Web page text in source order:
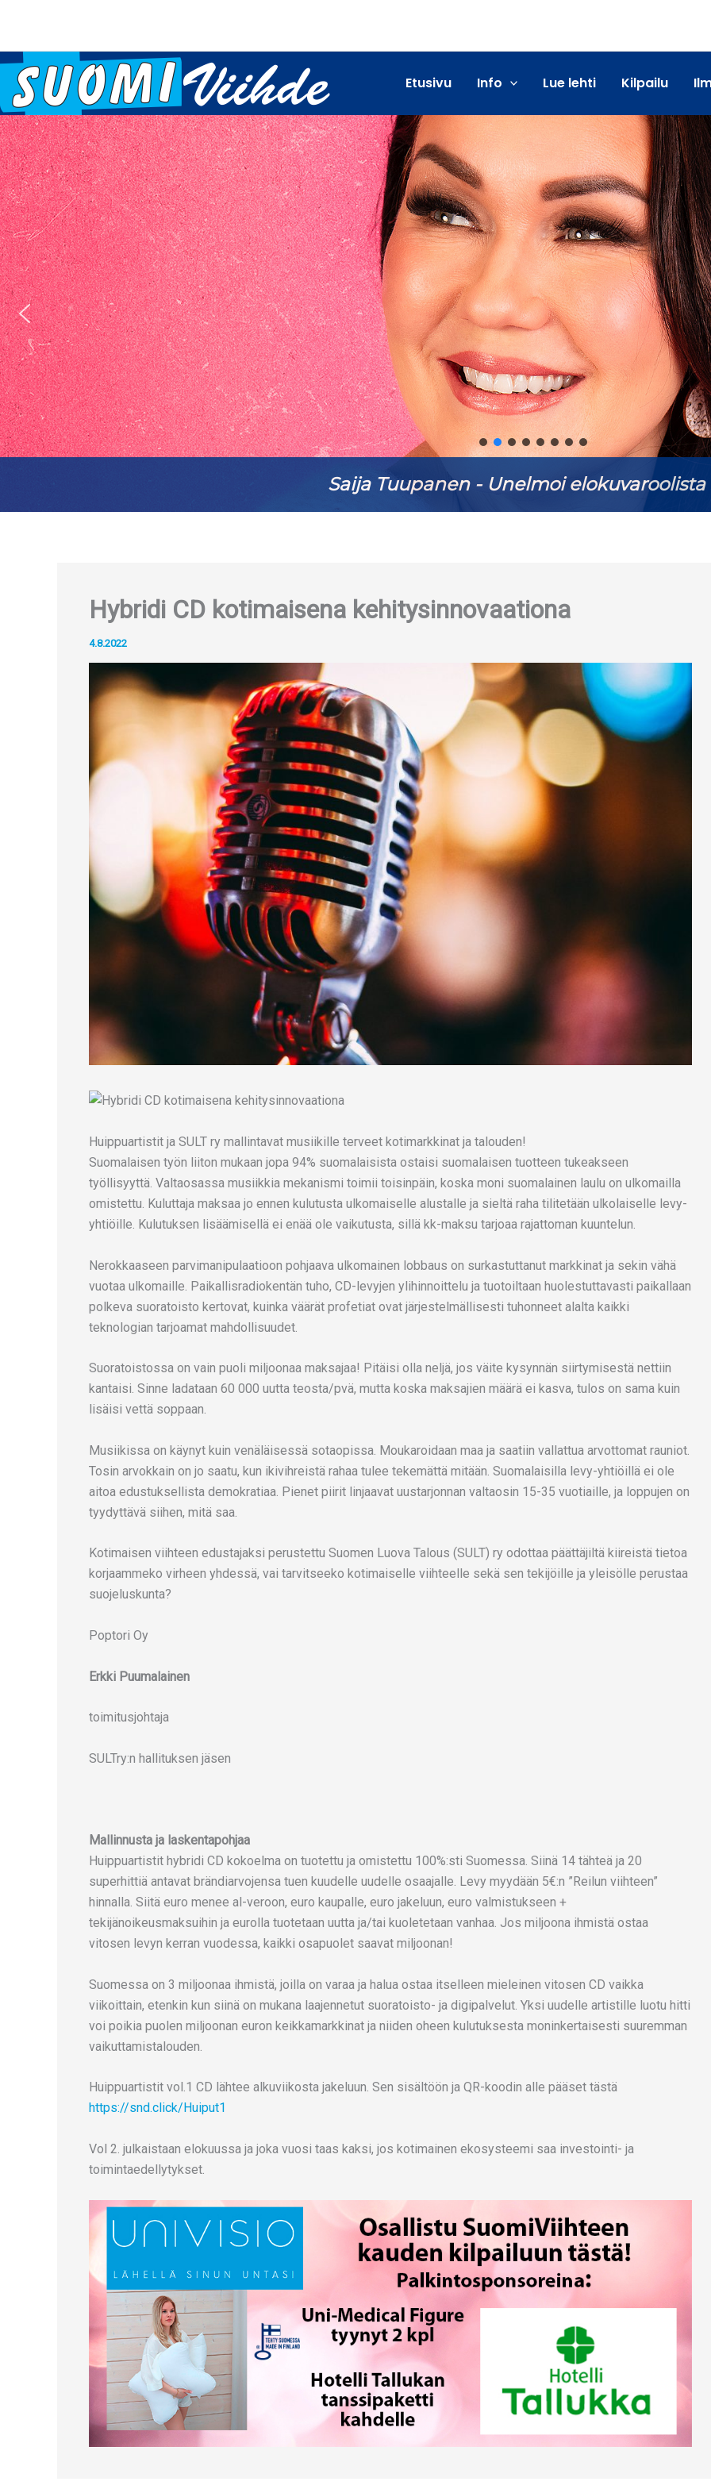
Etusivu Info Lue lehti Kilpailu
Saija Tuupanen - Unelmoi elokuvaroolista
Hybridi CD kotimaisena kehitysinnovaationa
4.8.2022
Huippuartistit ja SULT ry mallintavat musiikille terveet kotimarkkinat ja talouden!
Suomalaisen työn liiton mukaan jopa 94% suomalaisista ostaisi suomalaisen tuotteen tukeakseen
työllisyyttä. Valtaosassa musiikkia mekanismi toimii toisinpäin, koska moni suomalainen laulu on ulkomailla
omistettu. Kuluttaja maksaa jo ennen kulutusta ulkomaiselle alustalle ja sieltä raha tilitetään ulkolaiselle levy-
yhtiöille. Kulutuksen lisäämisellä ei enää ole vaikutusta, sillä kk-maksu tarjoaa rajattoman kuuntelun.
Nerokkaaseen parvimanipulaatioon pohjaava ulkomainen lobbaus on surkastuttanut markkinat ja sekin vähä
vuotaa ulkomaille. Paikallisradiokentän tuho, CD-levyjen ylihinnoittelu ja tuotoiltaan huolestuttavasti paikallaan
polkeva suoratoisto kertovat, kuinka väärät profetiat ovat järjestelmällisesti tuhonneet alalta kaikki
teknologian tarjoamat mahdollisuudet.
Suoratoistossa on vain puoli miljoonaa maksajaa! Pitäisi olla neljä, jos väite kysynnän siirtymisestä nettiin
kantaisi. Sinne ladataan 60 000 uutta teosta/pvä, mutta koska maksajien määrä ei kasva, tulos on sama kuin
lisäisi vettä soppaan.
Musiikissa on käynyt kuin venäläisessä sotaopissa. Moukaroidaan maa ja saatiin vallattua arvottomat rauniot.
Tosin arvokkain on jo saatu, kun ikivihreistä rahaa tulee tekemättä mitään. Suomalaisilla levy-yhtiöillä ei ole
aitoa edustuksellista demokratiaa. Pienet piirit linjaavat uustarjonnan valtaosin 15-35 vuotiaille, ja loppujen on
tyydyttävä siihen, mitä saa.
Kotimaisen viihteen edustajaksi perustettu Suomen Luova Talous (SULT) ry odottaa päättäjiltä kiireistä tietoa
korjaammeko virheen yhdessä, vai tarvitseeko kotimaiselle viihteelle sekä sen tekijöille ja yleisölle perustaa
suojeluskunta?
Poptori Oy
Erkki Puumalainen
toimitusjohtaja
SULTry:n hallituksen jäsen
Mallinnusta ja laskentapohjaa
Huippuartistit hybridi CD kokoelma on tuotettu ja omistettu 100%:sti Suomessa. Siinä 14 tähteä ja 20
superhittiä antavat brändiarvojensa tuen kuudelle uudelle osaajalle. Levy myydään 5€:n ”Reilun viihteen”
hinnalla. Siitä euro menee al-veroon, euro kaupalle, euro jakeluun, euro valmistukseen +
tekijänoikeusmaksuihin ja eurolla tuotetaan uutta ja/tai kuoletetaan vanhaa. Jos miljoona ihmistä ostaa
vitosen levyn kerran vuodessa, kaikki osapuolet saavat miljoonan!
Suomessa on 3 miljoonaa ihmistä, joilla on varaa ja halua ostaa itselleen mieleinen vitosen CD vaikka
viikoittain, etenkin kun siinä on mukana laajennetut suoratoisto- ja digipalvelut. Yksi uudelle artistille luotu hitti
voi poikia puolen miljoonan euron keikkamarkkinat ja niiden oheen kulutuksesta moninkertaisesti suuremman
vaikuttamistalouden.
Huippuartistit vol.1 CD lähtee alkuviikosta jakeluun. Sen sisältöön ja QR-koodin alle pääset tästä
https://snd.click/Huiput1
Vol 2. julkaistaan elokuussa ja joka vuosi taas kaksi, jos kotimainen ekosysteemi saa investointi- ja
toimintaedellytykset.